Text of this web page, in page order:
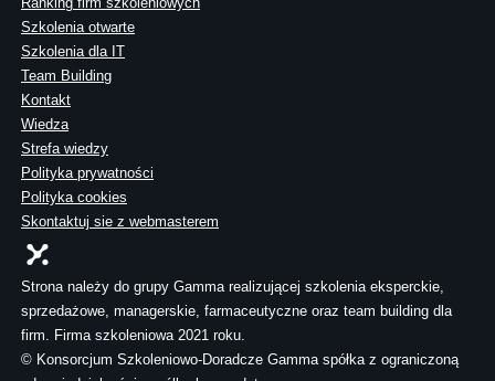
Szkolenia otwarte
Szkolenia dla IT
Team Building
Kontakt
Wiedza
Strefa wiedzy
Polityka prywatności
Polityka cookies
Skontaktuj sie z webmasterem
Strona należy do grupy Gamma realizującej szkolenia eksperckie,
sprzedażowe, managerskie, farmaceutyczne oraz team building dla
firm. Firma szkoleniowa 2021 roku.
© Konsorcjum Szkoleniowo-Doradcze Gamma spółka z ograniczoną